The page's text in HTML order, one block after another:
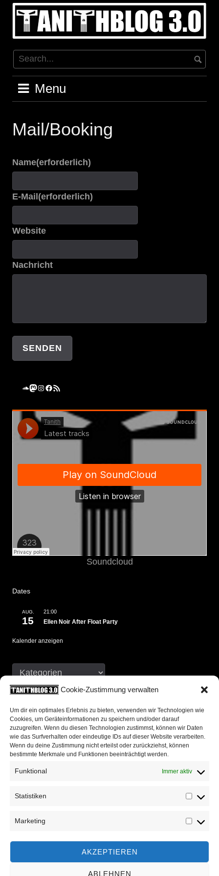
Cookie-Zustimmung verwalten
Um dir ein optimales Erlebnis zu bieten, verwenden wir Technologien wie
Cookies, um Geräteinformationen zu speichern und/oder darauf
zuzugreifen. Wenn du diesen Technologien zustimmst, können wir Daten
wie das Surfverhalten oder eindeutige IDs auf dieser Website verarbeiten.
Wenn du deine Zustimmung nicht erteilst oder zurückziehst, können
bestimmte Merkmale und Funktionen beeinträchtigt werden.
Funktional Immer aktiv
Statistiken
Marketing
AKZEPTIEREN
ABLEHNEN
Skip
content
Menu
Mail/Booking
Name(erforderlich)
E-Mail(erforderlich)
Website
Nachricht
SENDEN
SoundCloud
Mastodon
Instagram
Facebook
RSS-Feed
Soundcloud
Dates
AUG.
15
21:00
Ellen Noir After Float Party
Kalender anzeigen
Neueste Kommentare
chriszu500 Words 13: Wann ist das eigentlich
passiert?
Mijk van Dijk
500 Words 13: Wann ist das eigentlich